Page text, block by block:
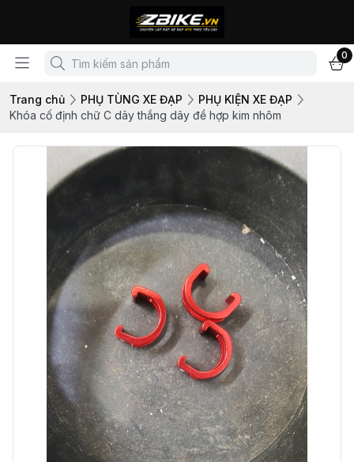
0
Trang chủ PHỤ TÙNG XE ĐẠP
PHỤ KIỆN XE ĐẠP
Khóa cố định chữ C dây thắng dây đề hợp kim nhôm